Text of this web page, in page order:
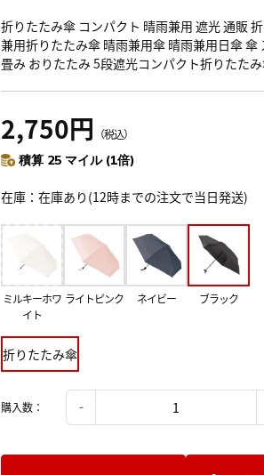
折りたたみ傘 コンパクト 晴雨兼用 遮光 通販
兼用折りたたみ傘 晴雨兼用傘 晴雨兼用日傘 傘
畳み おりたたみ 5段遮光コンパクト折りたた
2,750円 （税込）
積算 25 マイル (1倍)
在庫 在庫あり(12時までの注文で当日発送)
ミルキーホワ
イト
ライトピンク ネイビー ブラック
折りたたみ傘
購入数：